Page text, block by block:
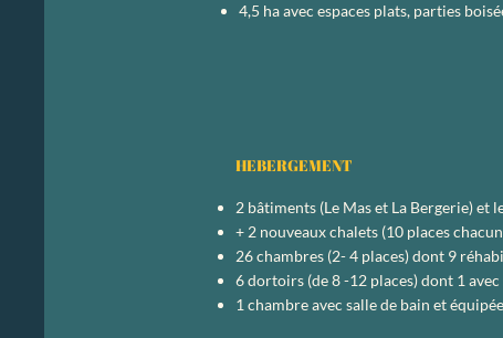
4,5 ha avec espaces plats, parties
HEBERGEMENT
2 bâtiments (Le Mas et La Bergerie) et
+ 2 nouveaux chalets (10 places
26 chambres (2- 4 places) dont 9
6 dortoirs (de 8 -12 places) dont 1
1 chambre avec salle de bain et